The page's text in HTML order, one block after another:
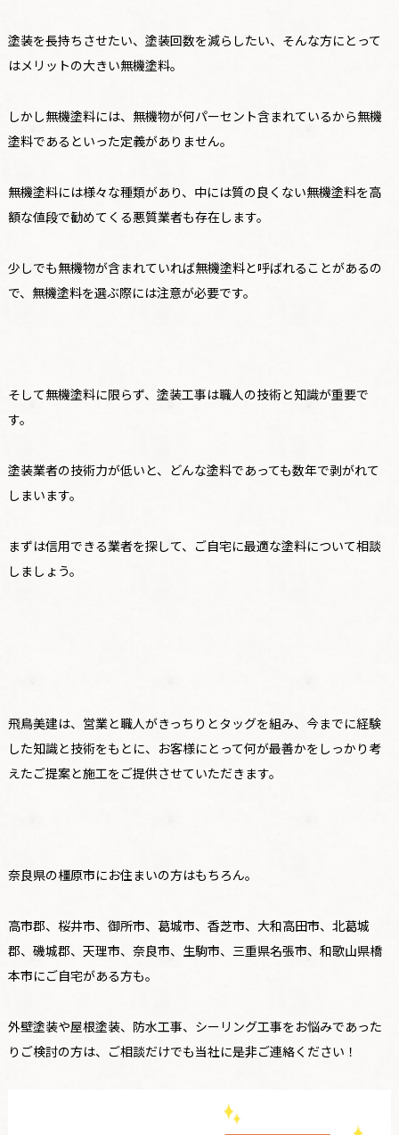
塗装を長持ちさせたい、塗装回数を減らしたい、そんな方にとって
はメリットの大きい無機塗料。
しかし無機塗料には、無機物が何パーセント含まれているから無機
塗料であるといった定義がありません。
無機塗料には様々な種類があり、中には質の良くない無機塗料を高
額な値段で勧めてくる悪質業者も存在します。
少しでも無機物が含まれていれば無機塗料と呼ばれることがあるの
で、無機塗料を選ぶ際には注意が必要です。
そして無機塗料に限らず、塗装工事は職人の技術と知識が重要で
す。
塗装業者の技術力が低いと、どんな塗料であっても数年で剥がれて
しまいます。
まずは信用できる業者を探して、ご自宅に最適な塗料について相談
しましょう。
飛鳥美建は、営業と職人がきっちりとタッグを組み、今までに経験
した知識と技術をもとに、お客様にとって何が最善かをしっかり考
えたご提案と施工をご提供させていただきます。
奈良県の橿原市にお住まいの方はもちろん。
高市郡、桜井市、御所市、葛城市、香芝市、大和高田市、北葛城
郡、磯城郡、天理市、奈良市、生駒市、三重県名張市、和歌山県橋
本市にご自宅がある方も。
外壁塗装や屋根塗装、防水工事、シーリング工事をお悩みであった
りご検討の方は、ご相談だけでも当社に是非ご連絡ください！